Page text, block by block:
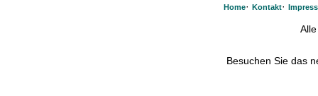
Home· Kontakt·
Besuchen Sie das